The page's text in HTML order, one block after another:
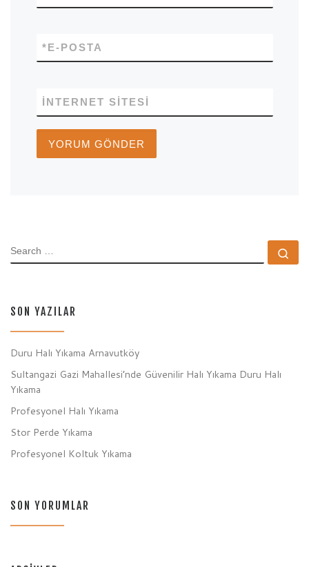
E-POSTA
*
İNTERNET SITESI
SEARCH
SON YAZILAR
Duru Halı Yıkama Arnavutköy
Sultangazi Gazi Mahallesi’nde Güvenilir Halı Yıkama Duru Halı
Yıkama
Profesyonel Halı Yıkama
Stor Perde Yıkama
Profesyonel Koltuk Yıkama
SON YORUMLAR